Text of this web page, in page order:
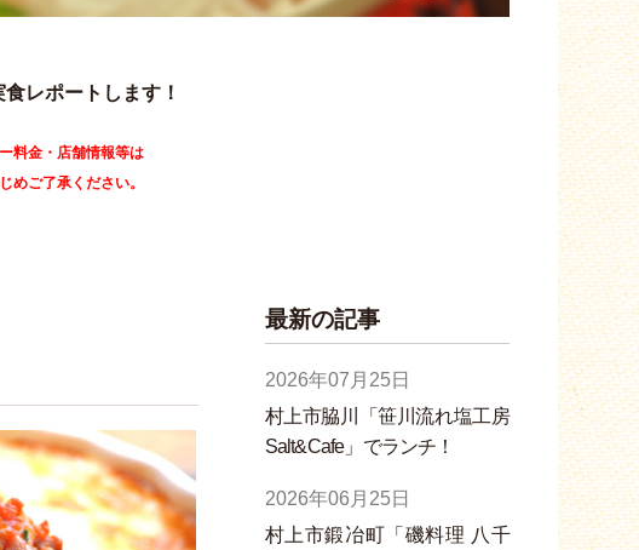
レポートします！
料金・店舗情報等は
めご了承ください。
最新の記事
2026年07月25日
村上市脇川「笹川流れ塩工房
Salt&Cafe」でランチ！
2026年06月25日
村上市鍛冶町「磯料理 八千